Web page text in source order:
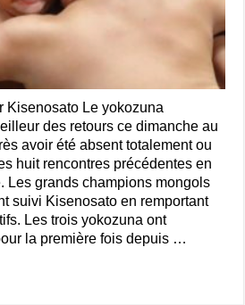
Kisenosato Le yokozuna
des retours ce dimanche au
avoir été absent totalement ou
huit rencontres précédentes en
Les grands champions mongols
suivi Kisenosato en remportant
Les trois yokozuna ont
la première fois depuis …